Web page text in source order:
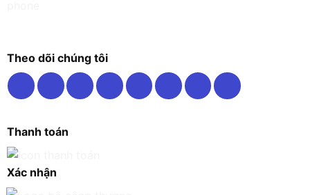
Theo dõi chúng tôi
Thanh toán
Xác nhận